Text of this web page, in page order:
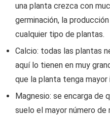
una planta crezca con
germinación, la
cualquier tipo de plantas.
Calcio: todas las plantas
aquí lo tienen en muy
que la planta tenga mayor
Magnesio: se encarga de
suelo el mayor número